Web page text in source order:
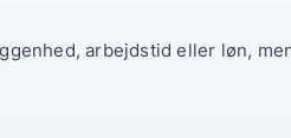
arbejdstid eller løn,